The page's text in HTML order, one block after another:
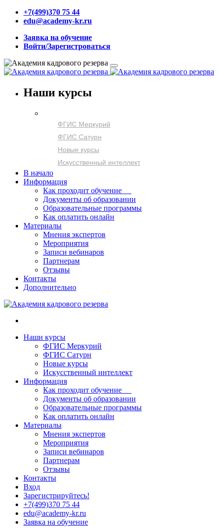
+7(499)370 75 44
edu@academy-kr.ru
Заявка на обучение
Войти/Зарегистроваться
Наши курсы
ФГИС Меркурий
ФГИС Сатурн
Новые курсы
Искусственный интеллект
В начало
Информация
Как проходит обучение
Документы об образовании
Образовательные программы
Как оплатить онлайн
Материалы
Мнения экспертов
Мероприятия
Записи вебинаров
Партнерам
Отзывы
Контакты
Дополнительно
Наши курсы
ФГИС Меркурий
ФГИС Сатурн
Новые курсы
Искусственный интеллект
Информация
Как проходит обучение
Документы об образовании
Образовательные программы
Как оплатить онлайн
Материалы
Мнения экспертов
Мероприятия
Записи вебинаров
Партнерам
Отзывы
Контакты
Вход
Зарегистрируйтесь!
+7(499)370 75 44
edu@academy-kr.ru
Заявка на обучение